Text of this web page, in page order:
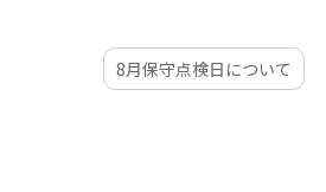
8月保守点検日について